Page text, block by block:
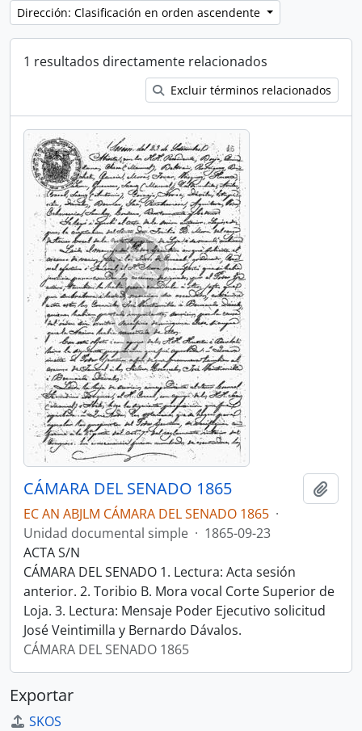
Dirección: Clasificación en orden ascendente
1 resultados directamente relacionados
Excluir términos relacionados
CÁMARA DEL SENADO 1865
EC AN ABJLM CÁMARA DEL SENADO 1865 ·
Unidad documental simple · 1865-09-23
ACTA S/N
CÁMARA DEL SENADO 1. Lectura: Acta sesión
anterior. 2. Toribio B. Mora vocal Corte Superior de
Loja. 3. Lectura: Mensaje Poder Ejecutivo solicitud
José Veintimilla y Bernardo Dávalos.
CÁMARA DEL SENADO 1865
Exportar
SKOS